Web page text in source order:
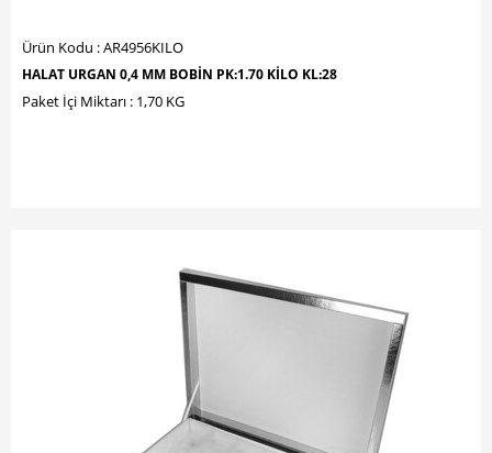
Ürün Kodu : AR4956KILO
HALAT URGAN 0,4 MM BOBİN PK:1.70 KİLO KL:28
Paket İçi Miktarı : 1,70 KG